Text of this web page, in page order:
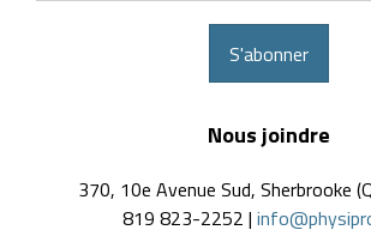
S'abonner
Nous joindre
370, 10e Avenue Sud, Sherbrooke
819 823-2252 |